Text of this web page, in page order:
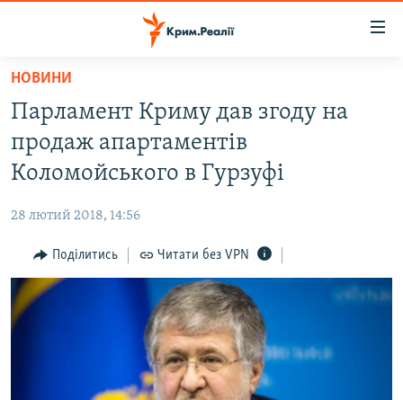
Перейти
основного
матеріалу
Перейти
до
основної
Перейти
до
пошуку
ВОДА.КРИМ
ВІДЕО ТА ФОТО
БЛОГИ
ПОГЛЯД
ІНТЕРВ'Ю
ВСЕ ЗА ДЕНЬ
ЯК ОБІЙТИ БЛОКУВАННЯ
НОВИНИ
Парламент Криму дав згоду на
продаж апартаментів
Коломойського в Гурзуфі
28 лютий 2018, 14:56
Поділитись Читати без VPN